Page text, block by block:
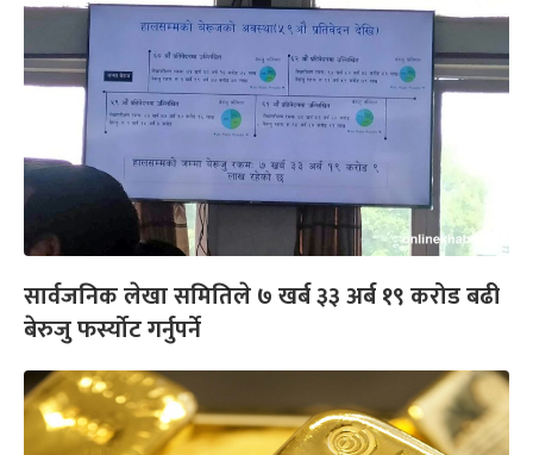
सार्वजनिक लेखा समितिले ७ खर्ब ३३ अर्ब १९ करोड बढी
बेरुजु फर्स्योट गर्नुपर्ने